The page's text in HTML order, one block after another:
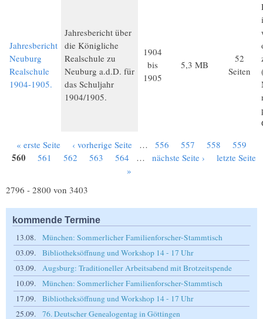
Jahresbericht
Neuburg
Realschule
1904-1905.
Jahresbericht über
die Königliche
Realschule zu
Neuburg a.d.D. für
das Schuljahr
1904/1905.
1904
bis
1905
5,3 MB
52
Seiten
Seiten
« erste Seite ‹ vorherige Seite … 556 557 558 559
560 561 562 563 564 … nächste Seite ›
letzte Seite
»
2796 - 2800 von 3403
kommende Termine
13.08.
München: Sommerlicher Familienforscher-Stammtisch
03.09.
Bibliotheksöffnung und Workshop 14 - 17 Uhr
03.09.
Augsburg: Traditioneller Arbeitsabend mit Brotzeitspende
10.09.
München: Sommerlicher Familienforscher-Stammtisch
17.09.
Bibliotheksöffnung und Workshop 14 - 17 Uhr
25.09.
76. Deutscher Genealogentag in Göttingen